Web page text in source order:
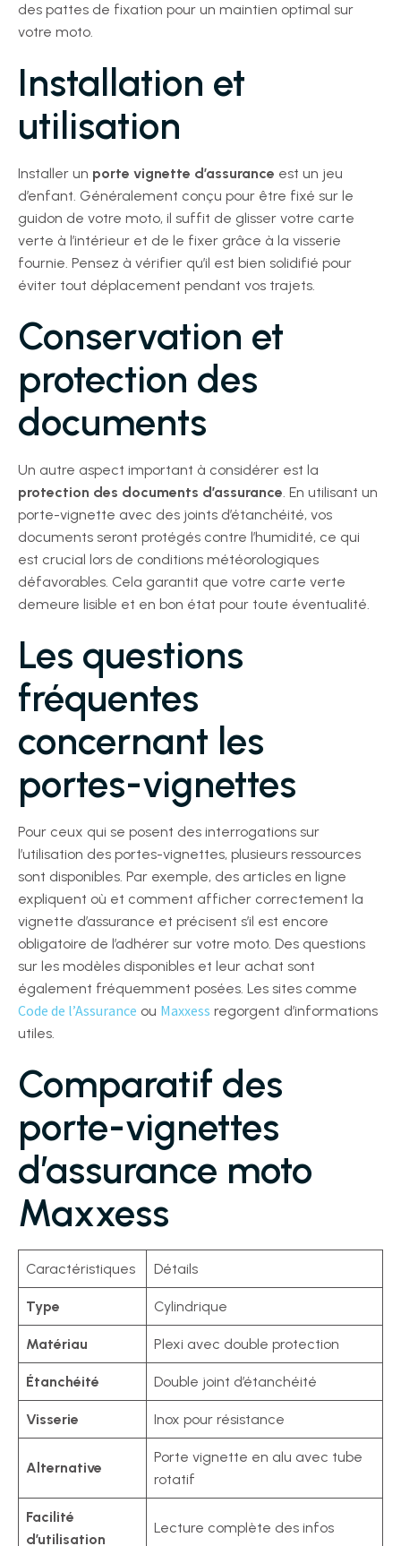
des pattes de fixation pour un maintien optimal sur
votre moto.
Installation et
utilisation
Installer un porte vignette d’assurance est un jeu
d’enfant. Généralement conçu pour être fixé sur le
guidon de votre moto, il suffit de glisser votre carte
verte à l’intérieur et de le fixer grâce à la visserie
fournie. Pensez à vérifier qu’il est bien solidifié pour
éviter tout déplacement pendant vos trajets.
Conservation et
protection des
documents
Un autre aspect important à considérer est la
protection des documents d’assurance. En utilisant un
porte-vignette avec des joints d’étanchéité, vos
documents seront protégés contre l’humidité, ce qui
est crucial lors de conditions météorologiques
défavorables. Cela garantit que votre carte verte
demeure lisible et en bon état pour toute éventualité.
Les questions
fréquentes
concernant les
portes-vignettes
Pour ceux qui se posent des interrogations sur
l’utilisation des portes-vignettes, plusieurs ressources
sont disponibles. Par exemple, des articles en ligne
expliquent où et comment afficher correctement la
vignette d’assurance et précisent s’il est encore
obligatoire de l’adhérer sur votre moto. Des questions
sur les modèles disponibles et leur achat sont
également fréquemment posées. Les sites comme
Code de l’Assurance ou Maxxess regorgent d’informations
utiles.
Comparatif des
porte-vignettes
d’assurance moto
Maxxess
Caractéristiques Détails
Type Cylindrique
Matériau Plexi avec double protection
Étanchéité Double joint d’étanchéité
Visserie Inox pour résistance
Alternative
Porte vignette en alu avec tube
rotatif
Facilité
d’utilisation
Lecture complète des infos